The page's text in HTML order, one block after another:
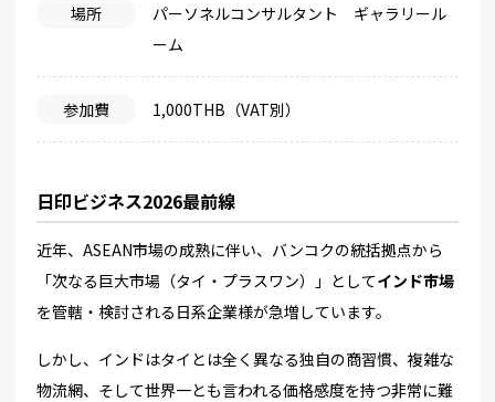
場所
パーソネルコンサルタント ギャラリール
ーム
参加費 1,000THB（VAT別）
日印ビジネス2026最前線
近年、ASEAN市場の成熟に伴い、バンコクの統括拠点から
「次なる巨大市場（タイ・プラスワン）」としてインド市場
を管轄・検討される日系企業様が急増しています。
しかし、インドはタイとは全く異なる独自の商習慣、複雑な
物流網、そして世界一とも言われる価格感度を持つ非常に難